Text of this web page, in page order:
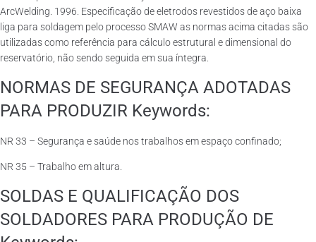
ArcWelding. 1996. Especificação de eletrodos revestidos de aço baixa
liga para soldagem pelo processo SMAW as normas acima citadas são
utilizadas como referência para cálculo estrutural e dimensional do
reservatório, não sendo seguida em sua íntegra.
NORMAS DE SEGURANÇA ADOTADAS
PARA PRODUZIR Keywords:
NR 33 – Segurança e saúde nos trabalhos em espaço confinado;
NR 35 – Trabalho em altura.
SOLDAS E QUALIFICAÇÃO DOS
SOLDADORES PARA PRODUÇÃO DE